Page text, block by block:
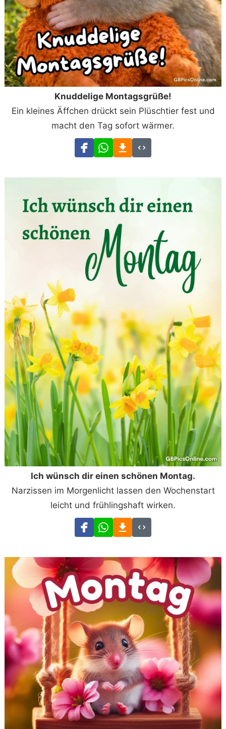
Knuddelige Montagsgrüße!
Ein kleines Äffchen drückt sein Plüschtier fest und
macht den Tag sofort wärmer.
Ich wünsch dir einen schönen Montag.
Narzissen im Morgenlicht lassen den Wochenstart
leicht und frühlingshaft wirken.